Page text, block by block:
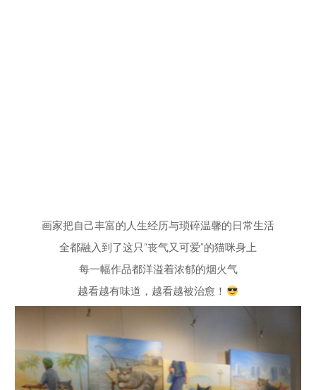
画家把自己丰富的人生经历与琐碎温馨的日常生活
全都融入到了这只“丧气又可爱”的猫咪身上
每一幅作品都洋溢着浓郁的烟火气
越看越有味道，越看越被治愈！